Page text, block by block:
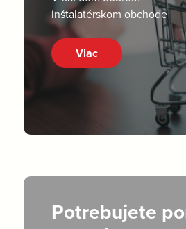
inštalatérskom obchode
Viac
Potrebujete